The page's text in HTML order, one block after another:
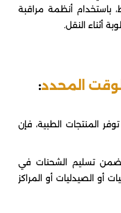
أنظمة مراقبة
أثناء النقل.
المحدد:
المنتجات الطبية، فإن
تسليم الشحنات في
أو الصيدليات أو المراكز